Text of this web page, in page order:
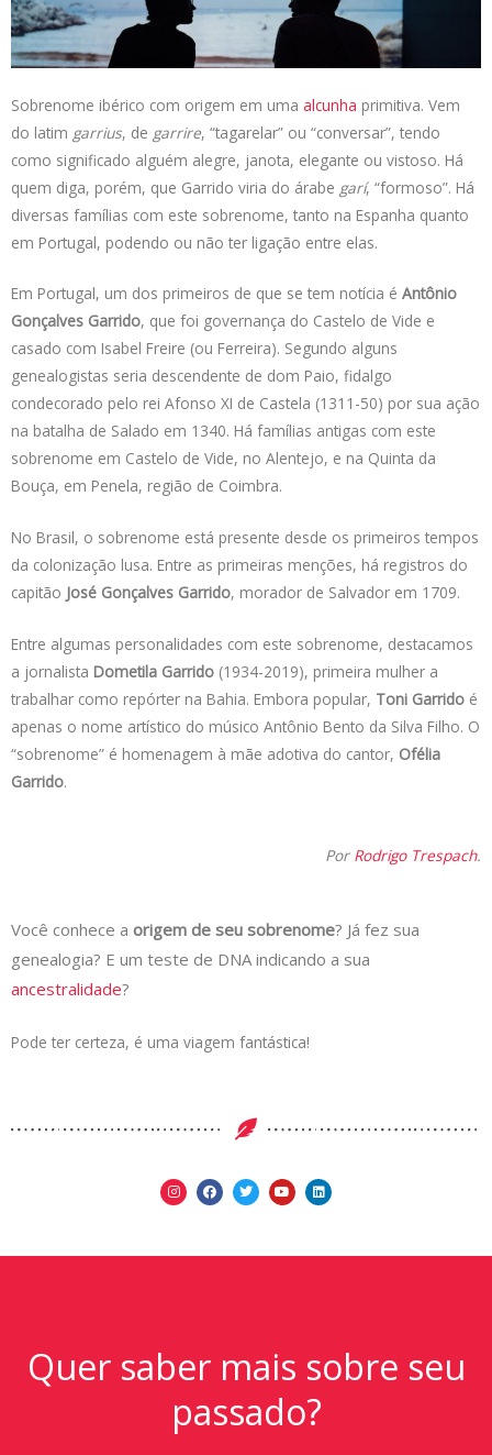
s
p
e
I
b
o
r
L
i
n
Sobrenome ibérico com origem em uma alcunha primitiva. Vem
do latim garrius, de garrire, “tagarelar” ou “conversar”, tendo
como significado alguém alegre, janota, elegante ou vistoso. Há
quem diga, porém, que Garrido viria do árabe garí, “formoso”. Há
diversas famílias com este sobrenome, tanto na Espanha quanto
em Portugal, podendo ou não ter ligação entre elas.
Em Portugal, um dos primeiros de que se tem notícia é Antônio
Gonçalves Garrido, que foi governança do Castelo de Vide e
casado com Isabel Freire (ou Ferreira). Segundo alguns
genealogistas seria descendente de dom Paio, fidalgo
condecorado pelo rei Afonso XI de Castela (1311-50) por sua ação
na batalha de Salado em 1340. Há famílias antigas com este
sobrenome em Castelo de Vide, no Alentejo, e na Quinta da
Bouça, em Penela, região de Coimbra.
No Brasil, o sobrenome está presente desde os primeiros tempos
da colonização lusa. Entre as primeiras menções, há registros do
capitão José Gonçalves Garrido, morador de Salvador em 1709.
Entre algumas personalidades com este sobrenome, destacamos
a jornalista Dometila Garrido (1934-2019), primeira mulher a
trabalhar como repórter na Bahia. Embora popular, Toni Garrido é
apenas o nome artístico do músico Antônio Bento da Silva Filho. O
“sobrenome” é homenagem à mãe adotiva do cantor, Ofélia
Garrido.
Por Rodrigo Trespach.
Você conhece a origem de seu sobrenome? Já fez sua
genealogia? E um teste de DNA indicando a sua
ancestralidade?
Pode ter certeza, é uma viagem fantástica!
Quer saber mais sobre seu
passado?